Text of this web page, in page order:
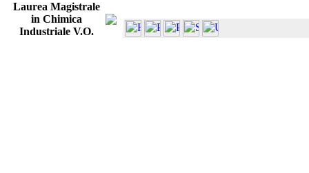
Laurea Magistrale
in Chimica
Industriale V.O.